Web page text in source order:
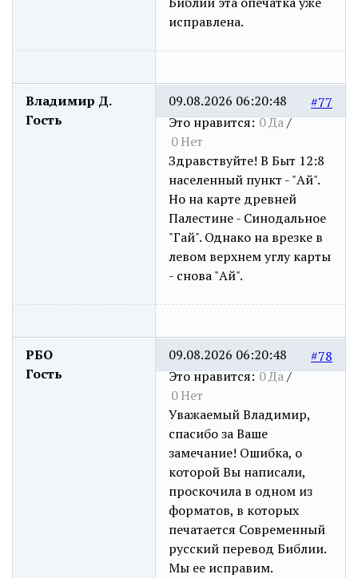
исправлена.
Владимир Д.
Гость
#77
Это нравится: 0Да/
0Нет
09.08.2026 06:20:48
Здравствуйте! В Быт 12:8
населенный пункт - "Ай".
Но на карте древней
Палестине - Синодальное
"Гай". Однако на врезке в
левом верхнем углу карты
- снова "Ай".
РБО
Гость
#78
Это нравится: 0Да/
0Нет
09.08.2026 06:20:48
Уважаемый Владимир,
спасибо за Ваше
замечание! Ошибка, о
которой Вы написали,
проскочила в одном из
форматов, в которых
печатается Современный
русский перевод Библии.
Мы ее исправим.